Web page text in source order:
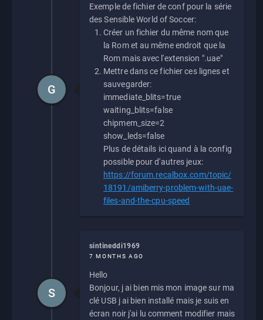
Exemple de fichier de conf pour la série
des Sensible World of Soccer:
Créer un fichier du même nom que
la Rom et au même endroit que la
Rom mais avec l'extension ".uae"
Mettre dans ce fichier ces lignes et
sauvegarder:
immediate_blits=true
waiting_blits=false
chipmem_size=2
show_leds=false
Plus de détails ici quand à la config
possible pour d'autres jeux:
https://forum.recalbox.com/topic/
18191/amiberry-problem-with-uae-
files-and-the-cpu-speed
G
sintineddi1969
7 MONTHS AGO
Hello
Bonjour, j ai bien mis mon image sur ma
clé USB j ai bien installé mais je suis en
écran noir j'ai lu comment modifier mais
S